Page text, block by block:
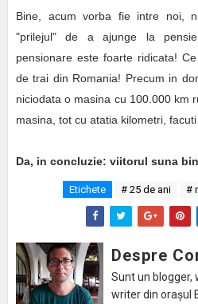
Bine, acum vorba fie intre noi,
"prilejul" de a ajunge la
pensionare este foarte ridicata!
de trai din Romania! Precum in
niciodata o masina cu 100.000 km
masina, tot cu atatia kilometri,
Da, in concluzie: viitorul suna
Etichete # 25 de ani #
Despre
Sunt un blogger,
writer din orașul